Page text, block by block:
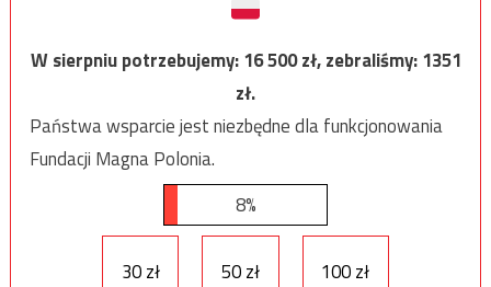
W sierpniu potrzebujemy:16 500zł, zebraliśmy:1351
zł.
Państwa wsparcie jest niezbędne dla funkcjonowania
Fundacji Magna Polonia.
8%
30 zł 50 zł 100 zł